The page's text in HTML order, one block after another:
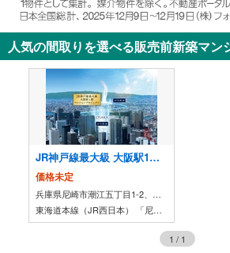
人気の間取りを選べる販売前新築マン
JR神戸線最大級 大阪駅1駅 マンションプロジェクト
価格未定
兵庫県尼崎市潮江五丁目1-2、金楽寺町一丁目2-1（地番）
東海道本線（JR西日本） 「尼崎」駅 徒歩6分
1 / 1